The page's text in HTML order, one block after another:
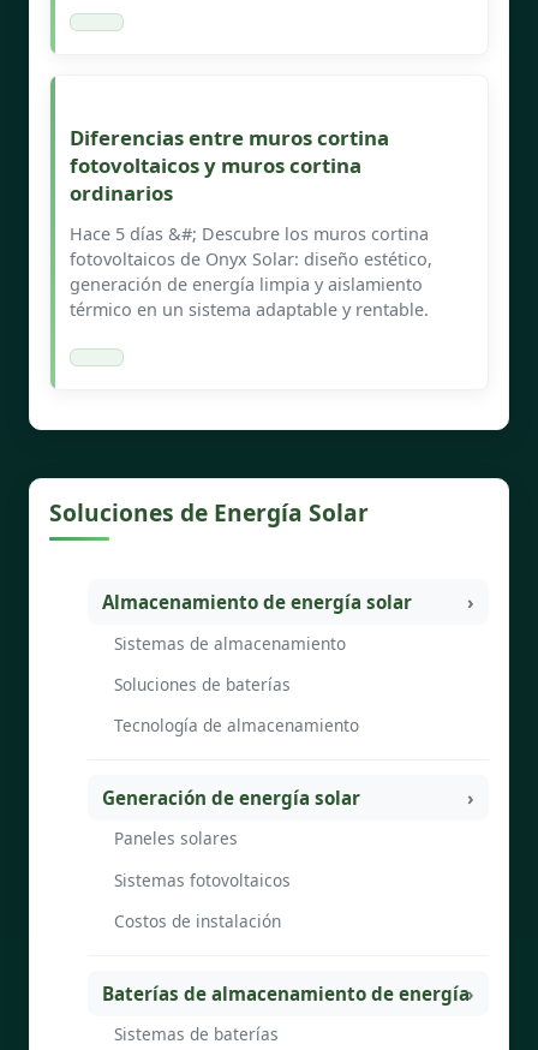
Diferencias entre muros cortina
fotovoltaicos y muros cortina
ordinarios
Hace 5 días &#; Descubre los muros cortina
fotovoltaicos de Onyx Solar: diseño estético,
generación de energía limpia y aislamiento
térmico en un sistema adaptable y rentable.
Soluciones de Energía Solar
Almacenamiento de energía solar
Sistemas de almacenamiento
Soluciones de baterías
Tecnología de almacenamiento
Generación de energía solar
Paneles solares
Sistemas fotovoltaicos
Costos de instalación
Baterías de almacenamiento de energía
Sistemas de baterías